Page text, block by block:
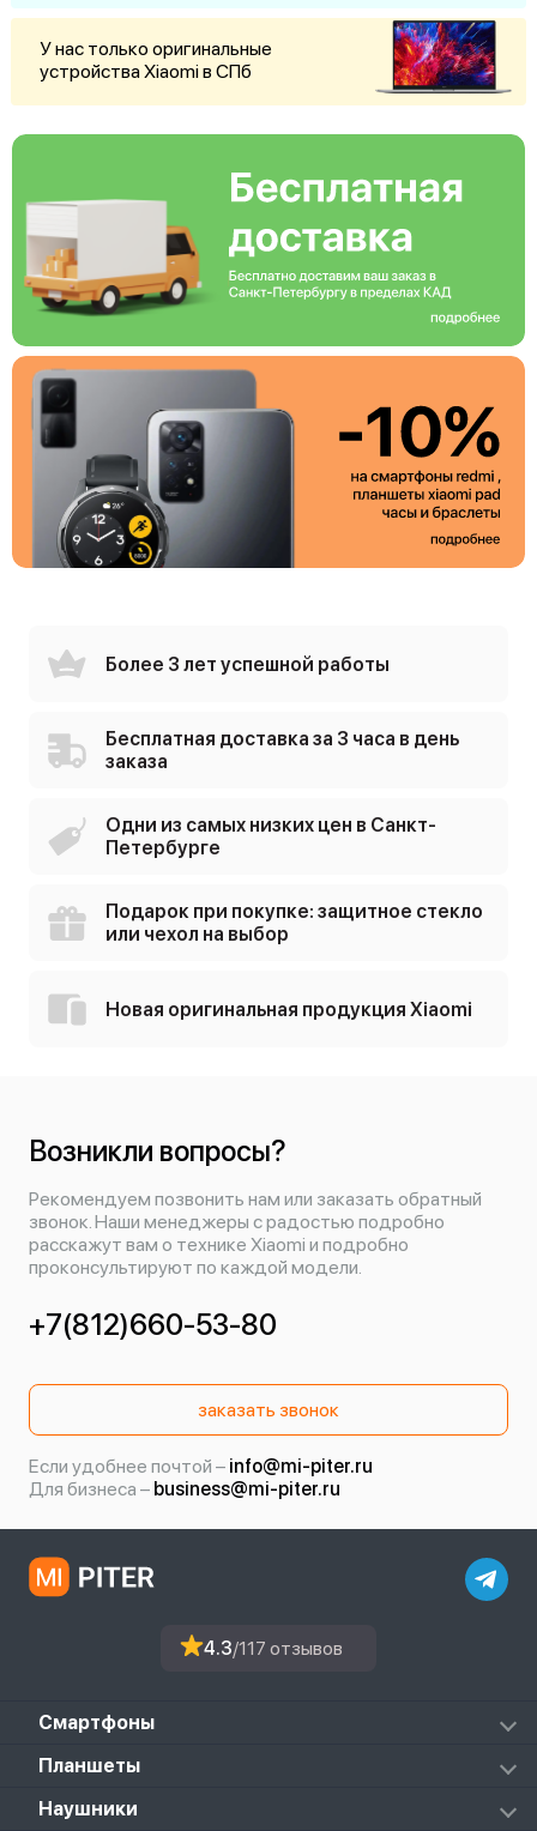
У нас только оригинальные
устройства Xiaomi в СПб
Более 3 лет успешной работы
Бесплатная доставка за 3 часа в день
заказа
Одни из самых низких цен в Санкт-
Петербурге
Подарок при покупке: защитное стекло
или чехол на выбор
Новая оригинальная продукция Xiaomi
Возникли вопросы?
Рекомендуем позвонить нам или заказать обратный
звонок. Наши менеджеры с радостью подробно
расскажут вам о технике Xiaomi и подробно
проконсультируют по каждой модели.
+7(812)660-53-80
заказать звонок
Если удобнее почтой – info@mi-piter.ru
Для бизнеса – business@mi-piter.ru
4.3/117 отзывов
Смартфоны
Redmi
Mi
Планшеты
Mi Pad 6S Pro
Наушники